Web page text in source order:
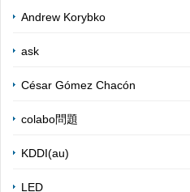
Andrew Korybko
ask
César Gómez Chacón
colabo問題
KDDI(au)
LED